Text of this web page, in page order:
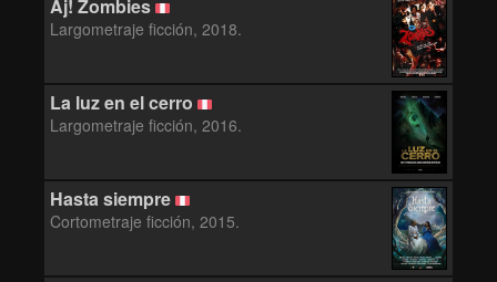
Aj! Zombies
Largometraje ficción, 2018.
La luz en el cerro
Largometraje ficción, 2016.
Hasta siempre
Cortometraje ficción, 2015.